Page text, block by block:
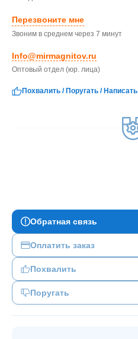
Перезвоните мне
Звоним в среднем через 7 минут
Info@mirmagnitov.ru
Оптовый отдел (юр. лица)
Похвалить / Поругать / Написать
Обратная связь
Оплатить заказ
Похвалить
Поругать